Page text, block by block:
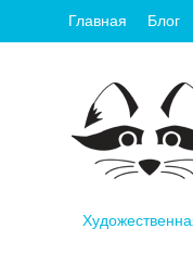
Главная Блог